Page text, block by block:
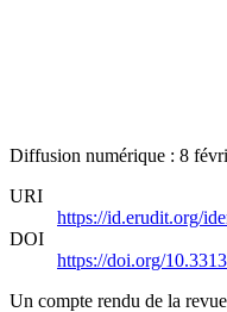
Diffusion numérique : 8
URI
https://id.erudit.org/
DOI
https://doi.org/
Un compte rendu de la revue